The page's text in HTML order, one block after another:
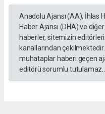
Anadolu Ajansı (AA), İhlas
Haber Ajansı (DHA) ve
haberler, sitemizin
kanallarından
muhataplar haberi geçen
editörü sorumlu tutulamaz...